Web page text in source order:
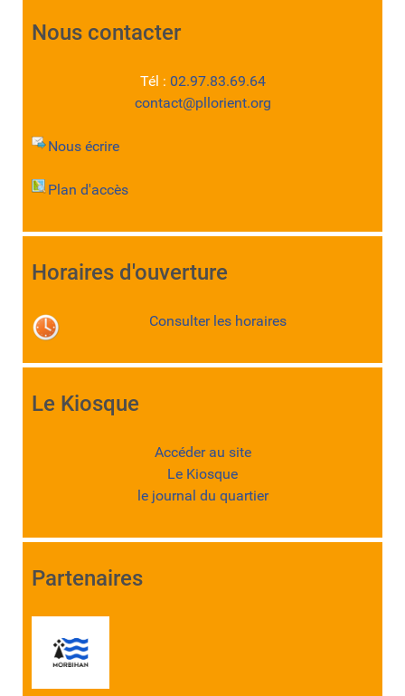
Nous contacter
Tél : 02.97.83.69.64
contact@pllorient.org
Nous écrire
Plan d'accès
Horaires d'ouverture
Consulter les horaires
Le Kiosque
Accéder au site
Le Kiosque
le journal du quartier
Partenaires